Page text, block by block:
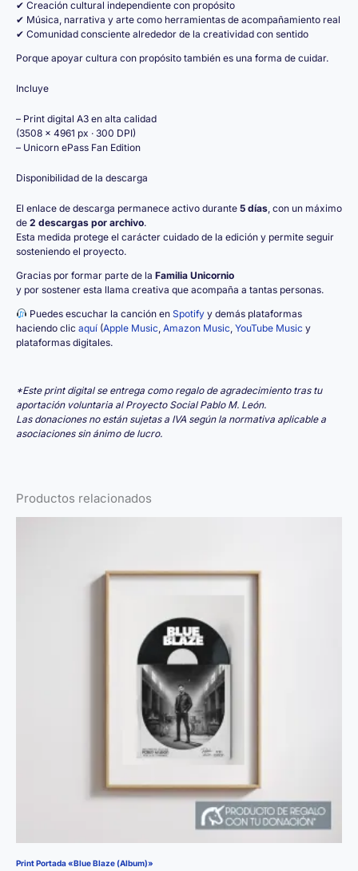
✔ Creación cultural independiente con propósito
✔ Música, narrativa y arte como herramientas de acompañamiento real
✔ Comunidad consciente alrededor de la creatividad con sentido
Porque apoyar cultura con propósito también es una forma de cuidar.
Incluye
– Print digital A3 en alta calidad
(3508 × 4961 px · 300 DPI)
– Unicorn ePass Fan Edition
Disponibilidad de la descarga
El enlace de descarga permanece activo durante 5 días, con un máximo
de 2 descargas por archivo.
Esta medida protege el carácter cuidado de la edición y permite seguir
sosteniendo el proyecto.
Gracias por formar parte de la Familia Unicornio
y por sostener esta llama creativa que acompaña a tantas personas.
Puedes escuchar la canción en Spotifyy demás plataformas
haciendo clic aquí (Apple Music, Amazon Music, YouTube Music y
plataformas digitales.
*Este print digital se entrega como regalo de agradecimiento tras tu
aportación voluntaria al Proyecto Social Pablo M. León.
Las donaciones no están sujetas a IVA según la normativa aplicable a
asociaciones sin ánimo de lucro.
Productos relacionados
Print Portada «Blue Blaze (Album)»